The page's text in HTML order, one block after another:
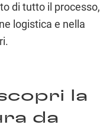
di tutto il processo,
logistica e nella
la
da